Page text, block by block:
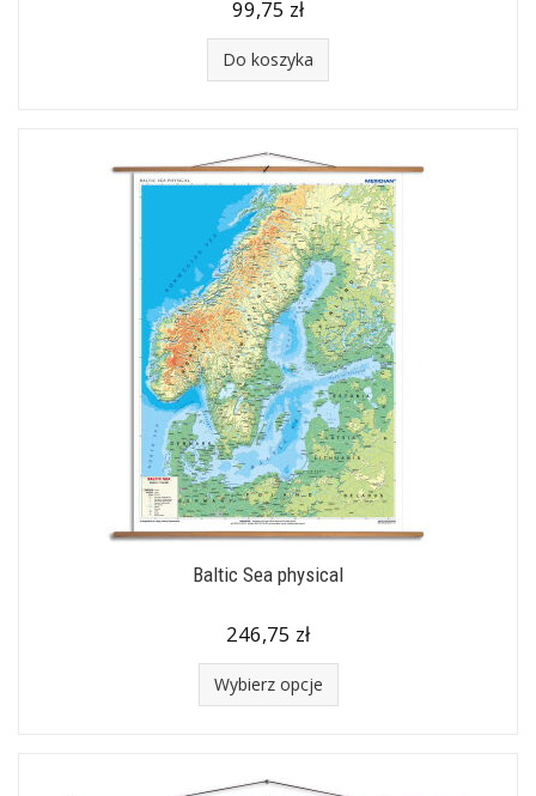
99,75 zł
Do koszyka
Baltic Sea physical
246,75 zł
Wybierz opcje